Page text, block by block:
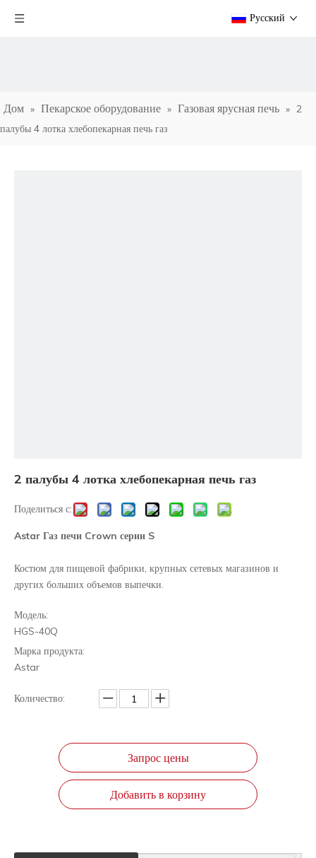
Pусский
Дом » Пекарское оборудование » Газовая ярусная печь » 2
палубы 4 лотка хлебопекарная печь газ
2 палубы 4 лотка хлебопекарная печь газ
Поделиться с:
Astar Газ печи Crown серии S
Костюм для пищевой фабрики, крупных сетевых магазинов и
других больших объемов выпечки.
Модель:
HGS-40Q
Марка продукта:
Astar
Количество:
Запрос цены
Добавить в корзину